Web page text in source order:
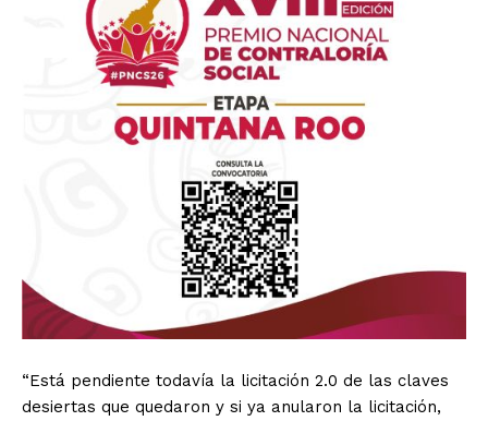
“Está pendiente todavía la licitación 2.0 de las claves
desiertas que quedaron y si ya anularon la licitación,